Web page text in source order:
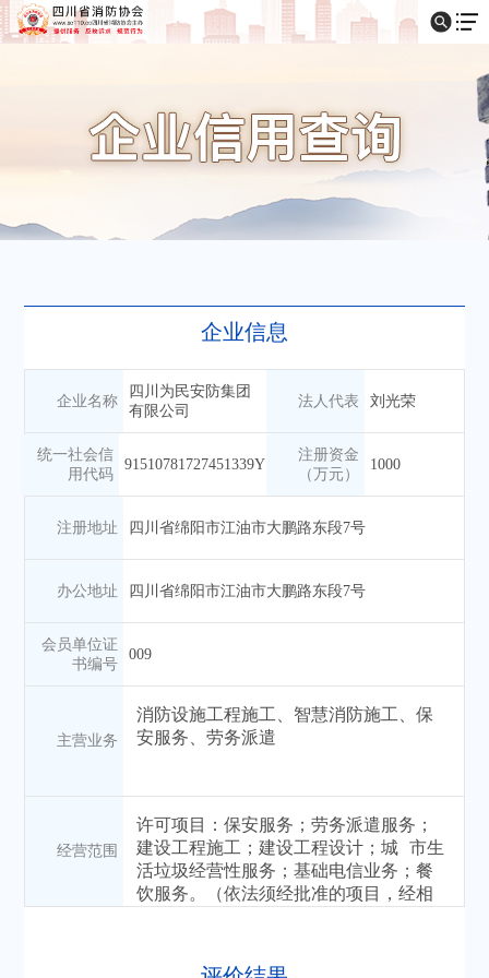
企业信息
企业名称
四川为民安防集团
有限公司
法人代表 刘光荣
统一社会信
用代码
91510781727451339Y
注册资金
（万元）
1000
注册地址 四川省绵阳市江油市大鹏路东段7号
办公地址 四川省绵阳市江油市大鹏路东段7号
会员单位证
书编号
009
主营业务
经营范围